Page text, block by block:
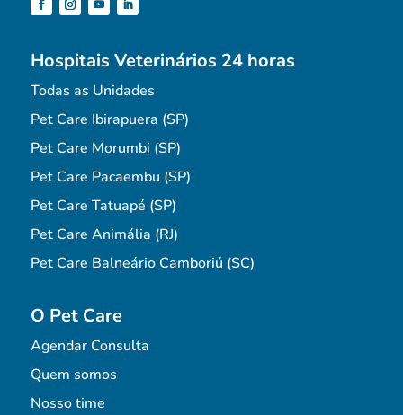
Hospitais Veterinários 24 horas
Todas as Unidades
Pet Care Ibirapuera (SP)
Pet Care Morumbi (SP)
Pet Care Pacaembu (SP)
Pet Care Tatuapé (SP)
Pet Care Animália (RJ)
Pet Care Balneário Camboriú (SC)
O Pet Care
Agendar Consulta
Quem somos
Nosso time